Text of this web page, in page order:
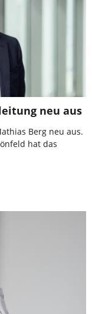
neu aus
Berg neu aus.
hat das